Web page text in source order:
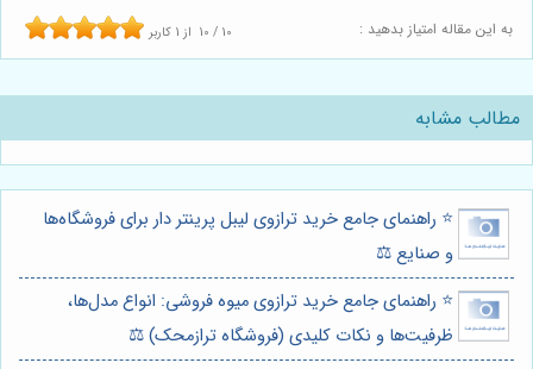
به این مقاله امتیاز بدهید : 10 / 10 از 1 کاربر
مطالب مشابه
⭐️ راهنمای جامع خرید ترازوی لیبل پرینتر دار برای فروشگاه‌ها
و صنایع ⚖️
⭐️ راهنمای جامع خرید ترازوی میوه فروشی: انواع مدل‌ها،
ظرفیت‌ها و نکات کلیدی (فروشگاه ترازمحک) ⚖️